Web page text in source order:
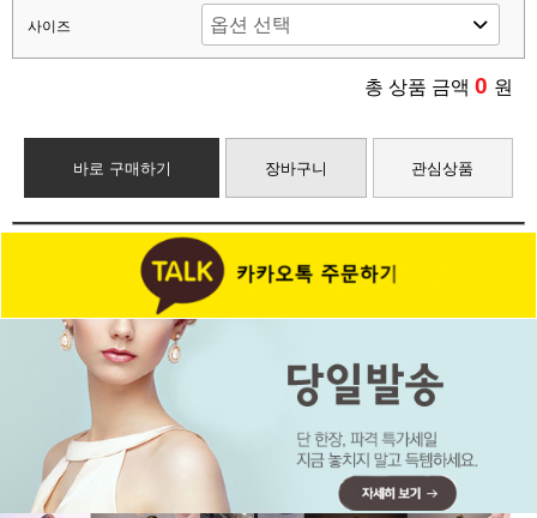
사이즈
총 상품 금액 0 원
바로 구매하기 장바구니 관심상품